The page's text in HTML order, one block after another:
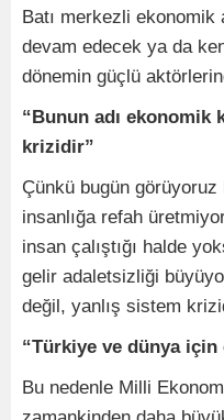
Batı merkezli ekonomik
devam edecek ya da
dönemin güçlü
“Bunun adı ekonomik
krizidir”
Çünkü bugün
insanlığa refah
insan çalıştığı halde
gelir adaletsizliği
değil, yanlış sistem
“Türkiye ve dünya için
Bu nedenle Milli